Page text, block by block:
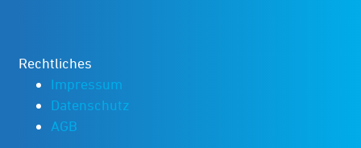
Rechtliches
Impressum
Datenschutz
AGB